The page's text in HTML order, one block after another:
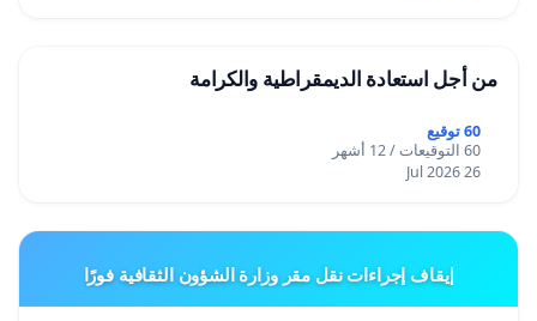
من أجل استعادة الديمقراطية والكرامة
60 توقيع
60 التوقيعات / 12 أشهر
26 Jul 2026
إيقاف إجراءات نقل مقر وزارة الشؤون الثقافية فورًا